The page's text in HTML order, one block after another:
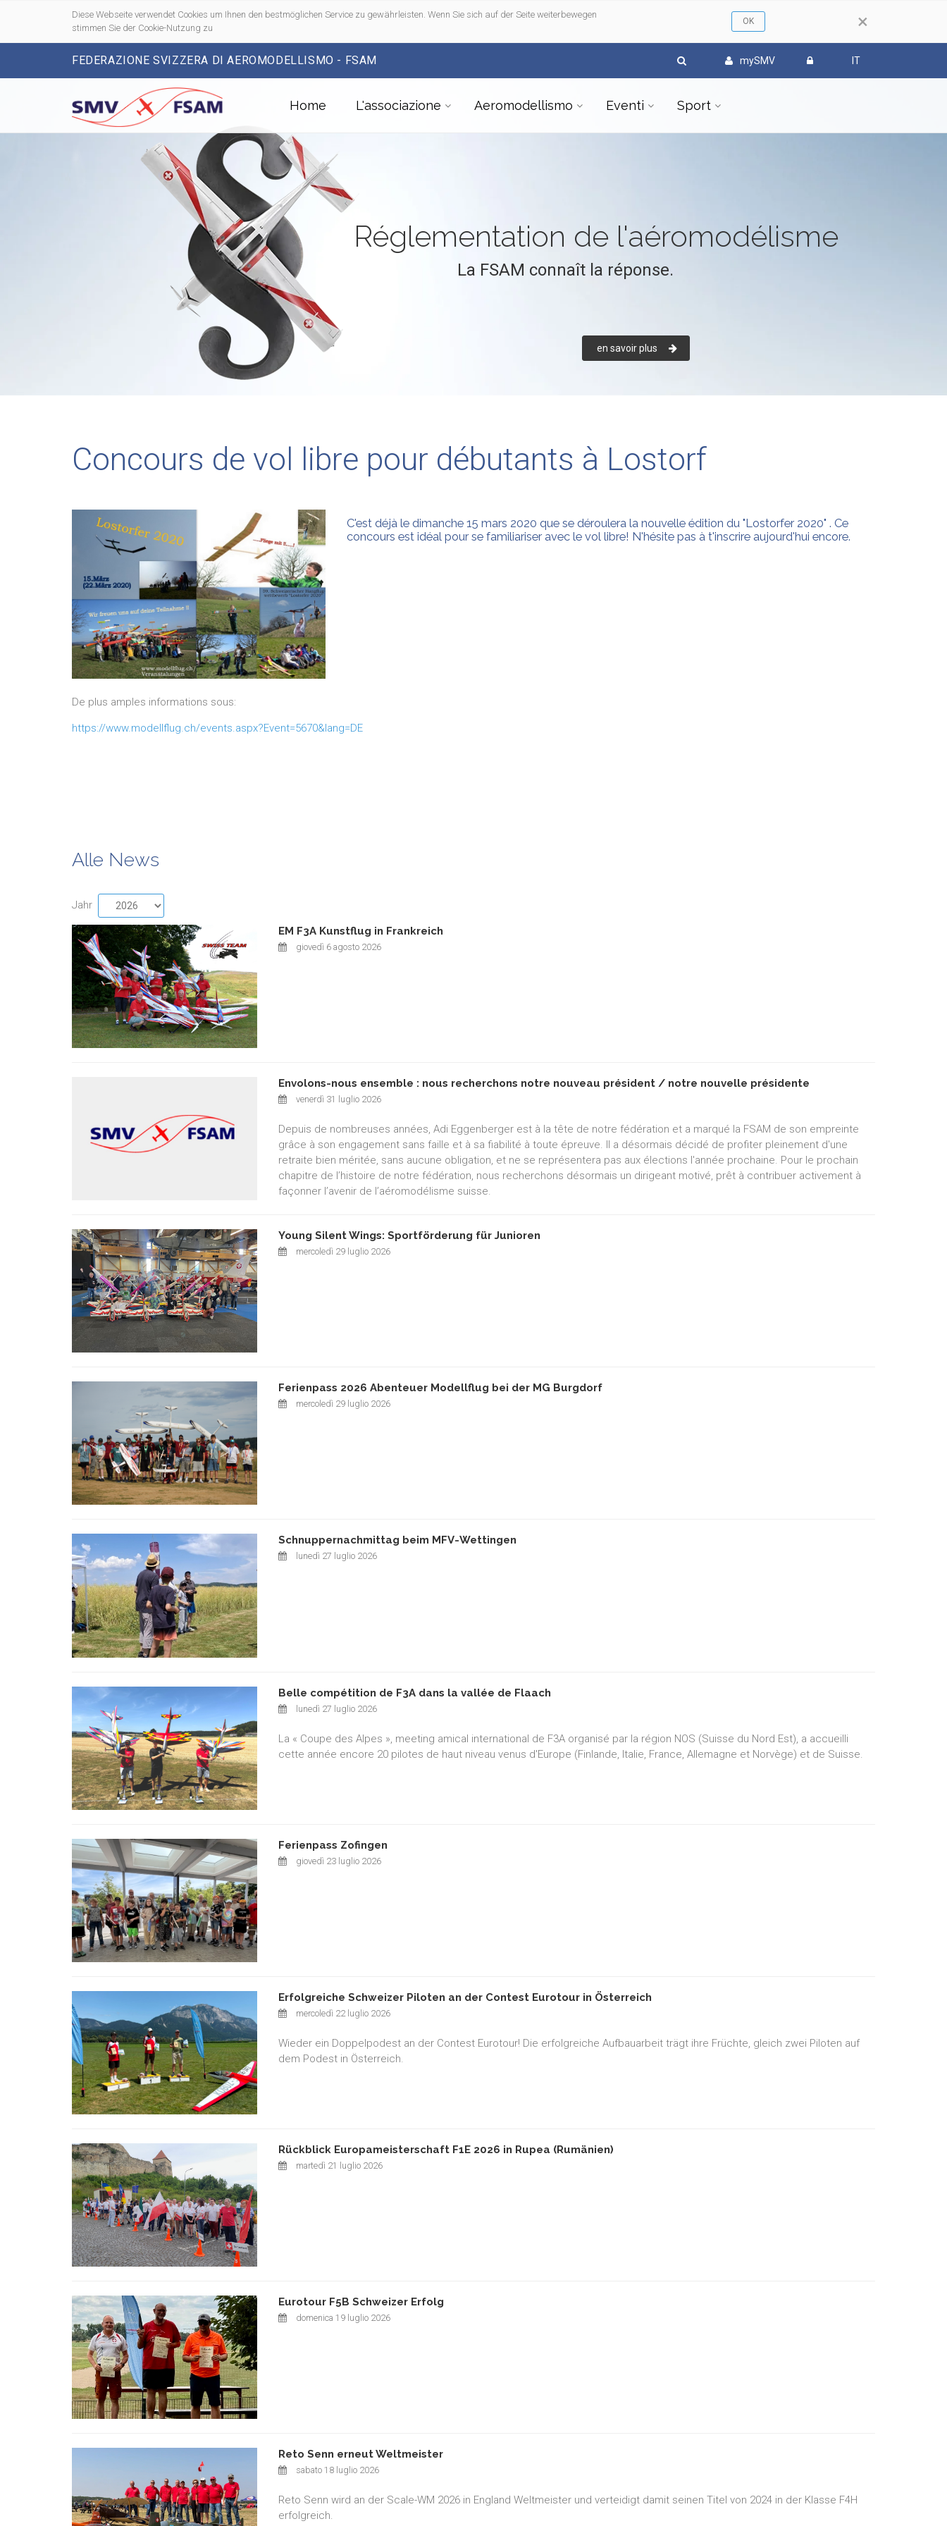
×
Diese Webseite verwendet Cookies um Ihnen den bestmöglichen Service zu gewährleisten. Wenn Sie sich auf der Seite weiterbewegen
stimmen Sie der Cookie-Nutzung zu
FEDERAZIONE SVIZZERA DI AEROMODELLISMO - FSAM mySMV IT
Home L'associazione Aeromodellismo Eventi Sport
Réglementation de l'aéromodélisme
La FSAM connaît la réponse.
en savoir plus
Concours de vol libre pour débutants à Lostorf
C'est déjà le dimanche 15 mars 2020 que se déroulera la nouvelle édition du "Lostorfer 2020" . Ce
concours est idéal pour se familiariser avec le vol libre! N'hésite pas à t'inscrire aujourd'hui encore.
De plus amples informations sous:
https://www.modellflug.ch/events.aspx?Event=5670&lang=DE
Alle News
Jahr
EM F3A Kunstflug in Frankreich
giovedì 6 agosto 2026
Envolons-nous ensemble : nous recherchons notre nouveau président / notre nouvelle présidente
venerdì 31 luglio 2026
Depuis de nombreuses années, Adi Eggenberger est à la tête de notre fédération et a marqué la FSAM de son empreinte
grâce à son engagement sans faille et à sa fiabilité à toute épreuve. Il a désormais décidé de profiter pleinement d'une
retraite bien méritée, sans aucune obligation, et ne se représentera pas aux élections l'année prochaine. Pour le prochain
chapitre de l’histoire de notre fédération, nous recherchons désormais un dirigeant motivé, prêt à contribuer activement à
façonner l’avenir de l’aéromodélisme suisse.
Young Silent Wings: Sportförderung für Junioren
mercoledì 29 luglio 2026
Ferienpass 2026 Abenteuer Modellflug bei der MG Burgdorf
mercoledì 29 luglio 2026
Schnuppernachmittag beim MFV-Wettingen
lunedì 27 luglio 2026
Belle compétition de F3A dans la vallée de Flaach
lunedì 27 luglio 2026
La « Coupe des Alpes », meeting amical international de F3A organisé par la région NOS (Suisse du Nord Est), a accueilli
cette année encore 20 pilotes de haut niveau venus d'Europe (Finlande, Italie, France, Allemagne et Norvège) et de Suisse.
Ferienpass Zofingen
giovedì 23 luglio 2026
Erfolgreiche Schweizer Piloten an der Contest Eurotour in Österreich
mercoledì 22 luglio 2026
Wieder ein Doppelpodest an der Contest Eurotour! Die erfolgreiche Aufbauarbeit trägt ihre Früchte, gleich zwei Piloten auf
dem Podest in Österreich.
Rückblick Europameisterschaft F1E 2026 in Rupea (Rumänien)
martedì 21 luglio 2026
Eurotour F5B Schweizer Erfolg
domenica 19 luglio 2026
Reto Senn erneut Weltmeister
sabato 18 luglio 2026
Reto Senn wird an der Scale-WM 2026 in England Weltmeister und verteidigt damit seinen Titel von 2024 in der Klasse F4H
erfolgreich.